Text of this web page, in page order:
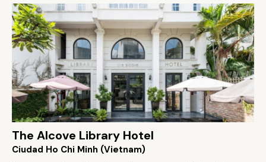
The Alcove Library Hotel
Ciudad Ho Chi Minh (Vietnam)